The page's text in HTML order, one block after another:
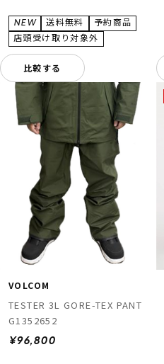
比較する
VOLCOM
TESTER 3L GORE-TEX PANT
G1352652
¥96,800